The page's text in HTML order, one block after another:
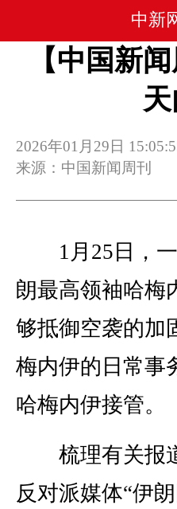
中新
【中国新
2026年01月29日
来源：中国新闻周刊
1月25日，一
朗最高领袖哈梅
够抵御空袭的加
梅内伊的日常事
哈梅内伊接管。
梳理有关报道
反对派媒体“伊